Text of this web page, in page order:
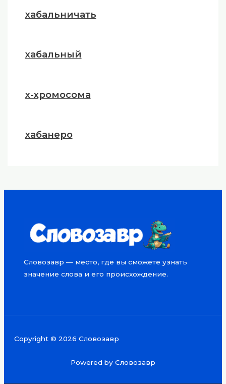
хабальничать
хабальный
х-хромосома
хабанеро
Словозавр — место, где вы сможете узнать
значение слова и его происхождение.
Copyright © 2026 Словозавр
Powered by Словозавр